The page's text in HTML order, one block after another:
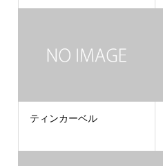
ティンカーベル